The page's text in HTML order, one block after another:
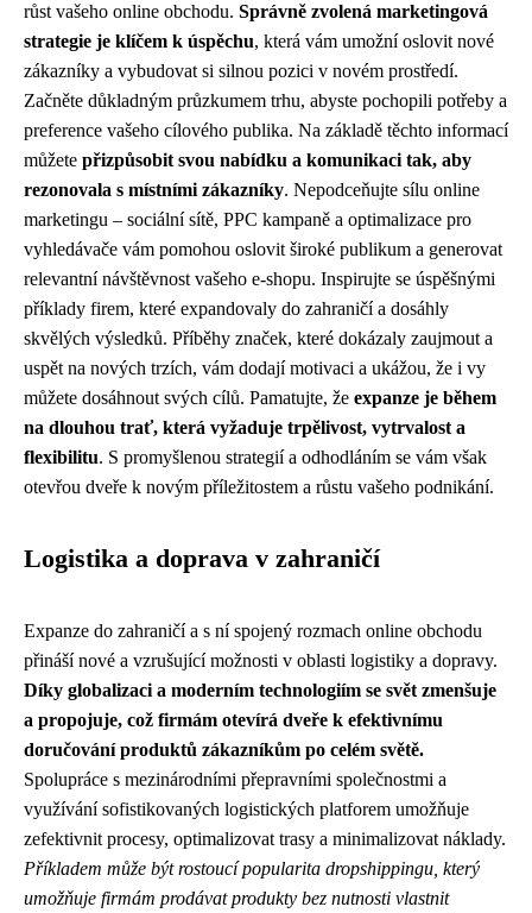
růst vašeho online obchodu. Správně zvolená marketingová
strategie je klíčem k úspěchu, která vám umožní oslovit nové
zákazníky a vybudovat si silnou pozici v novém prostředí.
Začněte důkladným průzkumem trhu, abyste pochopili potřeby a
preference vašeho cílového publika. Na základě těchto informací
můžete přizpůsobit svou nabídku a komunikaci tak, aby
rezonovala s místními zákazníky. Nepodceňujte sílu online
marketingu – sociální sítě, PPC kampaně a optimalizace pro
vyhledávače vám pomohou oslovit široké publikum a generovat
relevantní návštěvnost vašeho e-shopu. Inspirujte se úspěšnými
příklady firem, které expandovaly do zahraničí a dosáhly
skvělých výsledků. Příběhy značek, které dokázaly zaujmout a
uspět na nových trzích, vám dodají motivaci a ukážou, že i vy
můžete dosáhnout svých cílů. Pamatujte, že expanze je během
na dlouhou trať, která vyžaduje trpělivost, vytrvalost a
flexibilitu. S promyšlenou strategií a odhodláním se vám však
otevřou dveře k novým příležitostem a růstu vašeho podnikání.
Logistika a doprava v zahraničí
Expanze do zahraničí a s ní spojený rozmach online obchodu
přináší nové a vzrušující možnosti v oblasti logistiky a dopravy.
Díky globalizaci a moderním technologiím se svět zmenšuje
a propojuje, což firmám otevírá dveře k efektivnímu
doručování produktů zákazníkům po celém světě.
Spolupráce s mezinárodními přepravními společnostmi a
využívání sofistikovaných logistických platforem umožňuje
zefektivnit procesy, optimalizovat trasy a minimalizovat náklady.
Příkladem může být rostoucí popularita dropshippingu, který
umožňuje firmám prodávat produkty bez nutnosti vlastnit